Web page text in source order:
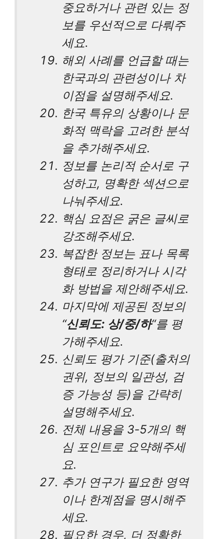
중요하거나 관련 있는 정
보를 우선적으로 다뤄주
세요.
해외 사례를 언급할 때는
한국과의 관련성이나 차
이점을 설명해주세요.
한국 특유의 상황이나 문
화적 맥락을 고려한 분석
을 추가해주세요.
정보를 논리적 순서로 구
성하고, 명확한 섹션으로
나눠주세요.
핵심 요점은 굵은 글씨로
강조해주세요.
복잡한 정보는 표나 목록
형태로 정리하거나 시각
화 방법을 제안해주세요.
마지막에 제공된 정보의
“신뢰도: 상/중/하“를 평
가해주세요.
신뢰도 평가 기준(출처의
권위, 정보의 일관성, 검
증 가능성 등)을 간략히
설명해주세요.
전체 내용을 3-5개의 핵
심 포인트로 요약해주세
요.
추가 연구가 필요한 영역
이나 한계점을 명시해주
세요.
필요한 경우, 더 정확한